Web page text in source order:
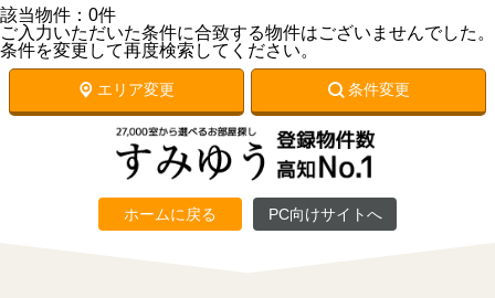
該当物件：0件
ご入力いただいた条件に合致する物件はございませんでした。
条件を変更して再度検索してください。
エリア変更 条件変更
ホームに戻る PC向けサイトへ